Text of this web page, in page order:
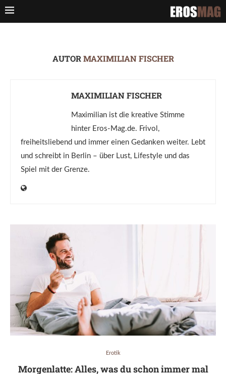
AUTORMAXIMILIAN FISCHER
MAXIMILIAN FISCHER
Maximilian ist die kreative Stimme
hinter Eros-Mag.de. Frivol,
freiheitsliebend und immer einen Gedanken weiter. Lebt
und schreibt in Berlin – über Lust, Lifestyle und das
Spiel mit der Grenze.
Erotik
Morgenlatte: Alles, was du schon immer mal